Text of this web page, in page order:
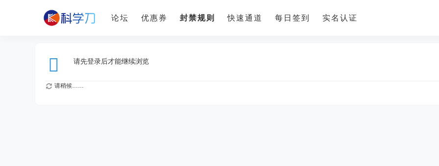
论坛 优惠券 封禁规则 快速通道 每日签到 实名认证
请先登录后才能继续浏览
请稍候……